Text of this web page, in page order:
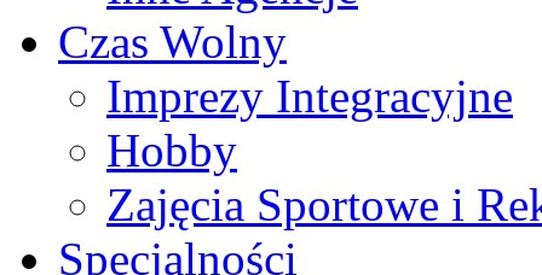
Czas Wolny
Imprezy Integracyjne
Hobby
Zajęcia Sportowe i
Specjalności